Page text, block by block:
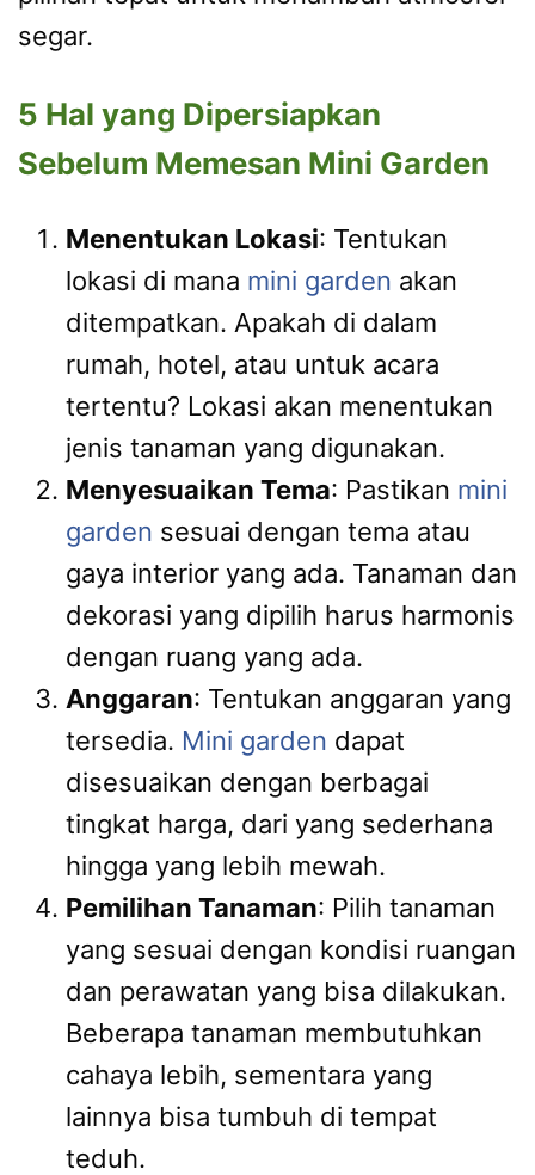
segar.
5 Hal yang Dipersiapkan
Sebelum Memesan Mini Garden
Menentukan Lokasi: Tentukan
lokasi di mana mini garden akan
ditempatkan. Apakah di dalam
rumah, hotel, atau untuk acara
tertentu? Lokasi akan menentukan
jenis tanaman yang digunakan.
Menyesuaikan Tema: Pastikan mini
garden sesuai dengan tema atau
gaya interior yang ada. Tanaman dan
dekorasi yang dipilih harus harmonis
dengan ruang yang ada.
Anggaran: Tentukan anggaran yang
tersedia. Mini garden dapat
disesuaikan dengan berbagai
tingkat harga, dari yang sederhana
hingga yang lebih mewah.
Pemilihan Tanaman: Pilih tanaman
yang sesuai dengan kondisi ruangan
dan perawatan yang bisa dilakukan.
Beberapa tanaman membutuhkan
cahaya lebih, sementara yang
lainnya bisa tumbuh di tempat
teduh.